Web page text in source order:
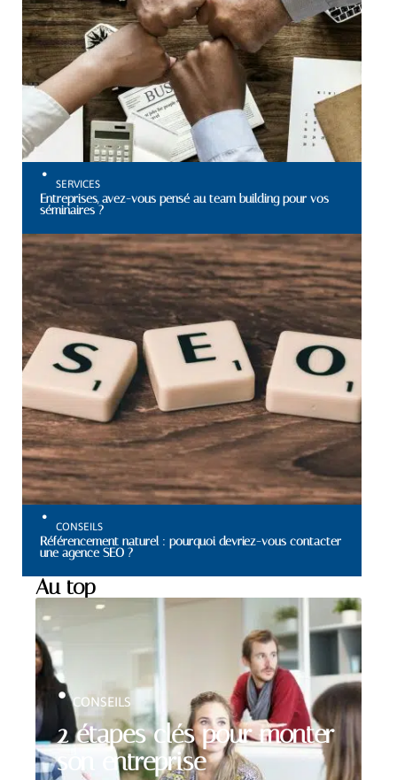
SERVICES
Entreprises, avez-vous pensé au team building pour vos
séminaires ?
CONSEILS
Référencement naturel : pourquoi devriez-vous contacter
une agence SEO ?
Au top
2 étapes clés pour monter
son entreprise
CONSEILS